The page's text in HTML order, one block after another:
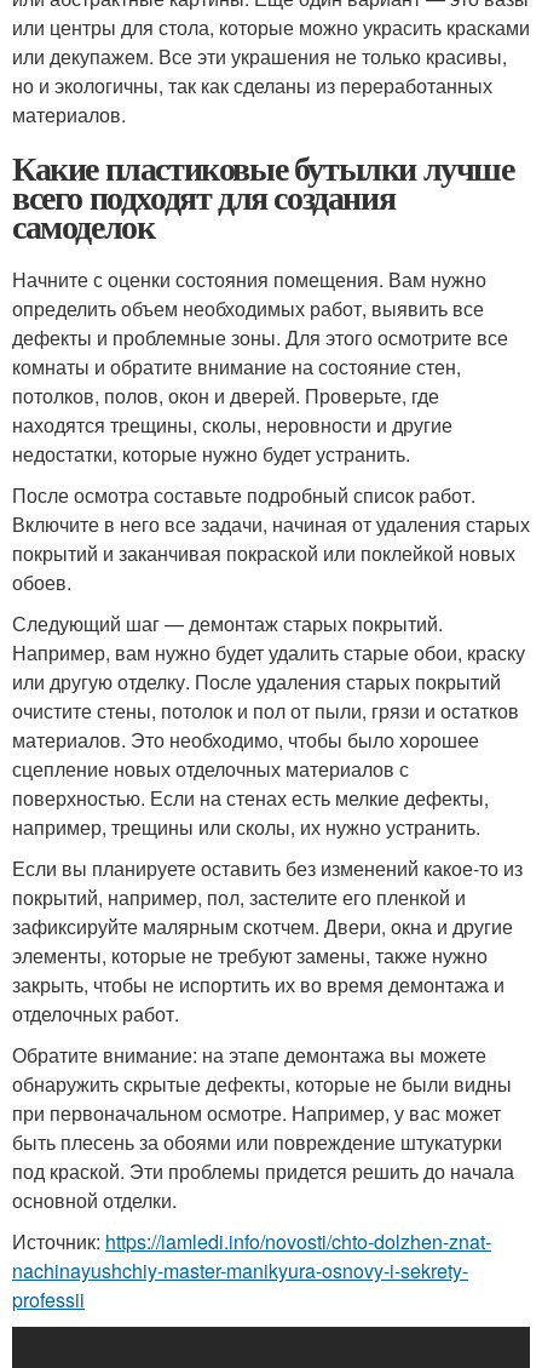
или центры для стола, которые можно украсить красками
или декупажем. Все эти украшения не только красивы,
но и экологичны, так как сделаны из переработанных
материалов.
Какие пластиковые бутылки лучше
всего подходят для создания
самоделок
Начните с оценки состояния помещения. Вам нужно
определить объем необходимых работ, выявить все
дефекты и проблемные зоны. Для этого осмотрите все
комнаты и обратите внимание на состояние стен,
потолков, полов, окон и дверей. Проверьте, где
находятся трещины, сколы, неровности и другие
недостатки, которые нужно будет устранить.
После осмотра составьте подробный список работ.
Включите в него все задачи, начиная от удаления старых
покрытий и заканчивая покраской или поклейкой новых
обоев.
Следующий шаг — демонтаж старых покрытий.
Например, вам нужно будет удалить старые обои, краску
или другую отделку. После удаления старых покрытий
очистите стены, потолок и пол от пыли, грязи и остатков
материалов. Это необходимо, чтобы было хорошее
сцепление новых отделочных материалов с
поверхностью. Если на стенах есть мелкие дефекты,
например, трещины или сколы, их нужно устранить.
Если вы планируете оставить без изменений какое-то из
покрытий, например, пол, застелите его пленкой и
зафиксируйте малярным скотчем. Двери, окна и другие
элементы, которые не требуют замены, также нужно
закрыть, чтобы не испортить их во время демонтажа и
отделочных работ.
Обратите внимание: на этапе демонтажа вы можете
обнаружить скрытые дефекты, которые не были видны
при первоначальном осмотре. Например, у вас может
быть плесень за обоями или повреждение штукатурки
под краской. Эти проблемы придется решить до начала
основной отделки.
Источник: https://iamledi.info/novosti/chto-dolzhen-znat-
nachinayushchiy-master-manikyura-osnovy-i-sekrety-
professii